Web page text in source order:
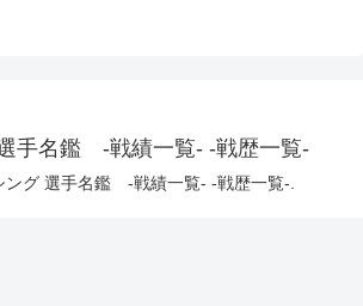
手名鑑 -戦績一覧- -戦歴一覧-
ング 選手名鑑 -戦績一覧- -戦歴一覧-.